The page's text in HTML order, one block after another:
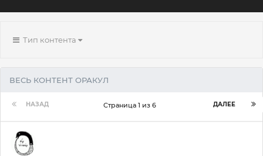
Тип контента
ВЕСЬ КОНТЕНТ ОРАКУЛ
НАЗАД ДАЛЕЕ
Страница 1 из 6